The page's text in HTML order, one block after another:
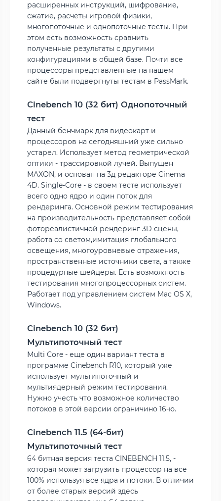
расширенных инструкций, шифрование,
сжатие, расчеты игровой физики,
многопоточные и однопоточные тесты. При
этом есть возможность сравнить
полученные результаты с другими
конфигурациями в общей базе. Почти все
процессоры представленные на нашем
сайте были подвергнуты тестам в PassMark.
Cinebench 10 (32 бит) Однопоточный
тест
Данный бенчмарк для видеокарт и
процессоров на сегодняшний уже сильно
устарел. Использует метод геометрической
оптики - трассировкой лучей. Выпущен
MAXON, и основан на 3д редакторе Cinema
4D. Single-Core - в своем тесте использует
всего одно ядро и один поток для
рендеринга. Основной режим тестирования
на производительность представляет собой
фотореалистичной рендеринг 3D сцены,
работа со светом,имитация глобального
освещения, многоуровневые отражения,
пространственные источники света, а также
процедурные шейдеры. Есть возможность
тестирования многопроцессорных систем.
Работает под управлением систем Mac OS X,
Windows.
Cinebench 10 (32 бит)
Мультипоточный тест
Multi Core - еще один вариант теста в
программе Cinebench R10, который уже
использует мультипоточный и
мультиядерный режим тестирования.
Нужно учесть что возможное количество
потоков в этой версии ограничино 16-ю.
Cinebench 11.5 (64-бит)
Мультипоточный тест
64 битная версия теста CINEBENCH 11.5, -
которая может загрузить процессор на все
100% используя все ядра и потоки. В отличии
от более старых версий здесь